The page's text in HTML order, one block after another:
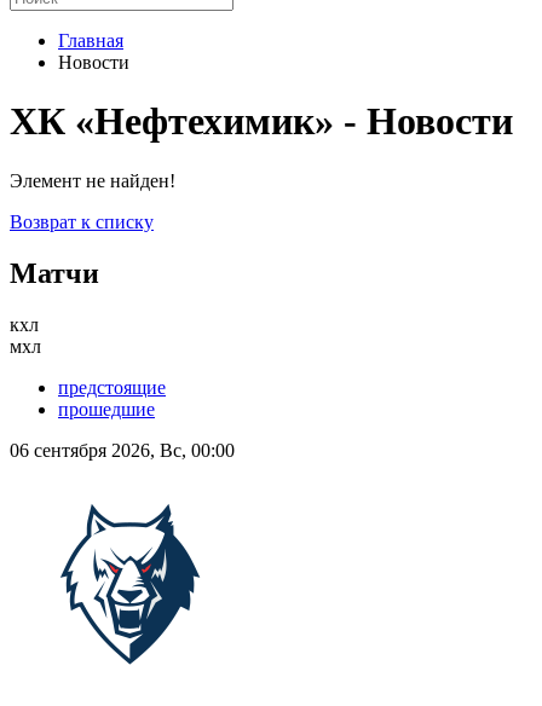
Главная
Новости
ХК «Нефтехимик» - Новости
Элемент не найден!
Возврат к списку
Матчи
кхл
мхл
предстоящие
прошедшие
06 сентября 2026, Вс, 00:00